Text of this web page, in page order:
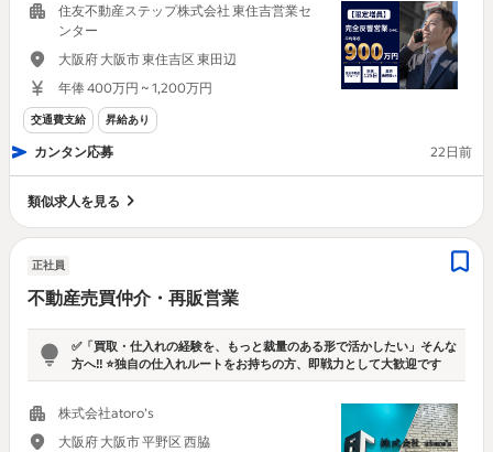
住友不動産ステップ株式会社 東住吉営業セ
ンター
大阪府 大阪市 東住吉区 東田辺
年俸 400万円 ~ 1,200万円
交通費支給 昇給あり
カンタン応募 22日前
類似求人を見る
正社員
不動産売買仲介・再販営業
✅「買取・仕入れの経験を、もっと裁量のある形で活かしたい」そんな
方へ‼ ⭐独自の仕入れルートをお持ちの方、即戦力として大歓迎です
株式会社atoro’s
大阪府 大阪市 平野区 西脇